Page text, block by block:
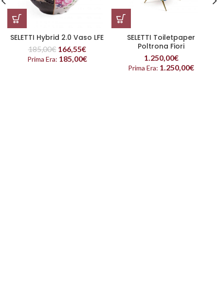
SELETTI Hybrid 2.0 Vaso LFE
185,00€ 166,55€
Prima Era: 185,00€
SELETTI Toiletpaper
Poltrona Fiori
1.250,00€
Prima Era: 1.250,00€